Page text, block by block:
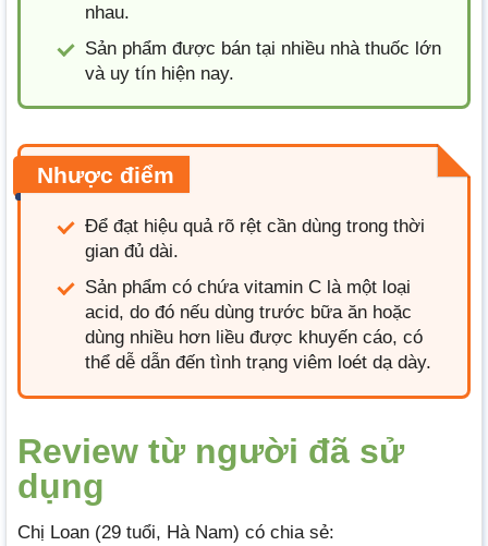
nhau.
Sản phẩm được bán tại nhiều nhà thuốc lớn
và uy tín hiện nay.
Nhược điểm
Để đạt hiệu quả rõ rệt cần dùng trong thời
gian đủ dài.
Sản phẩm có chứa vitamin C là một loại
acid, do đó nếu dùng trước bữa ăn hoặc
dùng nhiều hơn liều được khuyến cáo, có
thể dễ dẫn đến tình trạng viêm loét dạ dày.
Review từ người đã sử
dụng
Chị Loan (29 tuổi, Hà Nam) có chia sẻ: